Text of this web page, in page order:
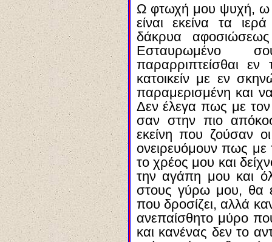
Ω φτωχή μου ψυχή, ω
είναι εκείνα τα
δάκρυα
Εσταυρωμένο
παραρριπτείσθαι
κατοικείν με εν
παραμερισμένη και
Δεν έλεγα πως με
σαν στην πιο
εκείνη που ζούσαν
ονειρευόμουν πως
το χρέος μου και
την αγάπη μου και
στους γύρω μου, θα
που δροσίζει, αλλά
ανεπαίσθητο μύρο
και κανένας δεν το